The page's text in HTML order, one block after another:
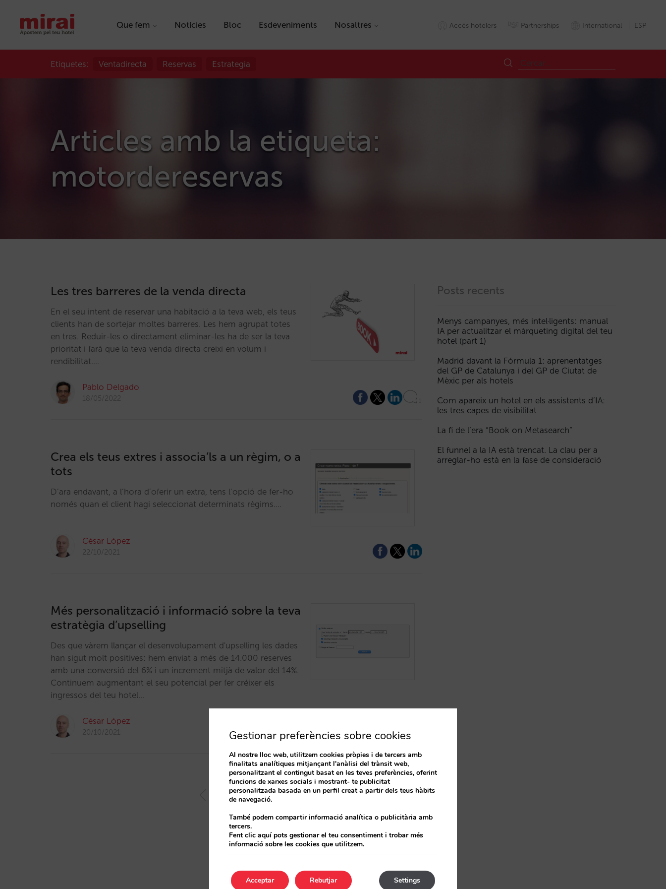
Que fem Notícies Bloc Esdeveniments Nosaltres Accés hotelers Partnerships International ESP
Etiquetes: Ventadirecta Reservas Estrategia
Articles amb la etiqueta:
motordereservas
Les tres barreres de la venda directa
En el seu intent de reservar una habitació a la teva web, els teus
clients han de sortejar moltes barreres. Les hem agrupat totes
en tres. Reduir-les o directament eliminar-les ha de ser la teva
prioritat i farà que la teva venda directa creixi en volum i
rendibilitat.…
Pablo Delgado
18/05/2022
Crea els teus extres i associa’ls a un règim, o a
tots
D’ara endavant, a l’hora d’oferir un extra, tens l’opció de fer-ho
només quan el client hagi seleccionat determinats règims.…
César López
22/10/2021
Més personalització i informació sobre la teva
estratègia d’upselling
Des que vàrem llançar el desenvolupament d'upselling les dades
han sigut molt positives: hem enviat a més de 14.000 reserves
amb una conversió del 6% i un increment mitjà de valor del 14%.
Continuem augmentant el seu potencial per fer créixer els
ingressos del teu hotel…
César López
20/10/2021
… 4 5
Posts recents
Menys campanyes, més intel·ligents: manual
IA per actualitzar el màrqueting digital del teu
hotel (part 1)
Madrid davant la Fórmula 1: aprenentatges
del GP de Catalunya i del GP de Ciutat de
Mèxic per als hotels
Com apareix un hotel en els assistents d’IA:
les tres capes de visibilitat
La fi de l’era “Book on Metasearch”
El funnel a la IA està trencat. La clau per a
arreglar-ho està en la fase de consideració
Gestionar preferències sobre cookies
Al nostre lloc web, utilitzem cookies pròpies i de tercers amb
finalitats analítiques mitjançant l'anàlisi del trànsit web,
personalitzant el contingut basat en les teves preferències, oferint
funcions de xarxes socials i mostrant- te publicitat
personalitzada basada en un perfil creat a partir dels teus hàbits
de navegació.
També podem compartir informació analítica o publicitària amb
tercers.
Fent clic aquí pots gestionar el teu consentiment i trobar més
informació sobre les cookies que utilitzem.
Acceptar Settings
Rebutjar